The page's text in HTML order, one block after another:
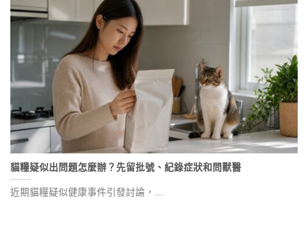
貓糧疑似出問題怎麼辦？先留批號、紀錄症狀和問獸醫
近期貓糧疑似健康事件引發討論，...